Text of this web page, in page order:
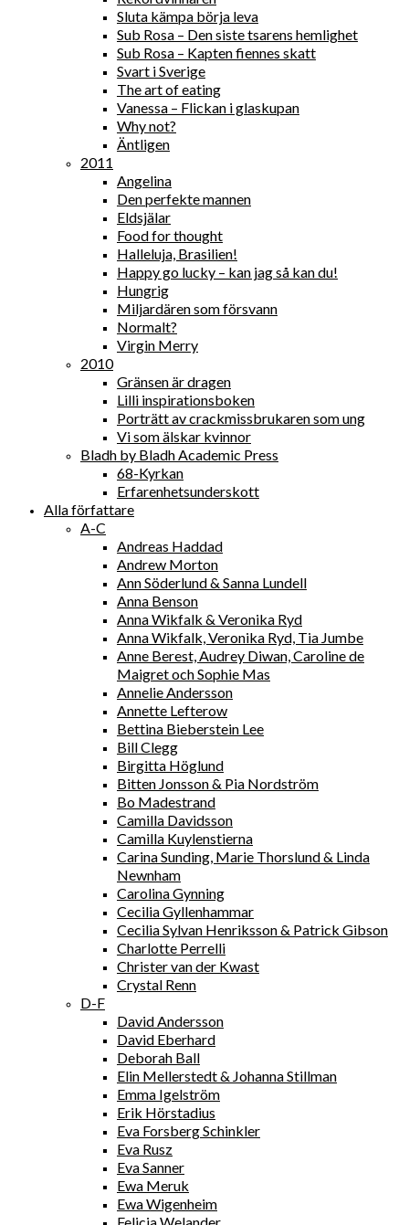
Sluta kämpa börja leva
Sub Rosa – Den siste tsarens hemlighet
Sub Rosa – Kapten fiennes skatt
Svart i Sverige
The art of eating
Vanessa – Flickan i glaskupan
Why not?
Äntligen
2011
Angelina
Den perfekte mannen
Eldsjälar
Food for thought
Halleluja, Brasilien!
Happy go lucky – kan jag så kan du!
Hungrig
Miljardären som försvann
Normalt?
Virgin Merry
2010
Gränsen är dragen
Lilli inspirationsboken
Porträtt av crackmissbrukaren som ung
Vi som älskar kvinnor
Bladh by Bladh Academic Press
68-Kyrkan
Erfarenhetsunderskott
Alla författare
A-C
Andreas Haddad
Andrew Morton
Ann Söderlund & Sanna Lundell
Anna Benson
Anna Wikfalk & Veronika Ryd
Anna Wikfalk, Veronika Ryd, Tia Jumbe
Anne Berest, Audrey Diwan, Caroline de
Maigret och Sophie Mas
Annelie Andersson
Annette Lefterow
Bettina Bieberstein Lee
Bill Clegg
Birgitta Höglund
Bitten Jonsson & Pia Nordström
Bo Madestrand
Camilla Davidsson
Camilla Kuylenstierna
Carina Sunding, Marie Thorslund & Linda
Newnham
Carolina Gynning
Cecilia Gyllenhammar
Cecilia Sylvan Henriksson & Patrick Gibson
Charlotte Perrelli
Christer van der Kwast
Crystal Renn
D-F
David Andersson
David Eberhard
Deborah Ball
Elin Mellerstedt & Johanna Stillman
Emma Igelström
Erik Hörstadius
Eva Forsberg Schinkler
Eva Rusz
Eva Sanner
Ewa Meruk
Ewa Wigenheim